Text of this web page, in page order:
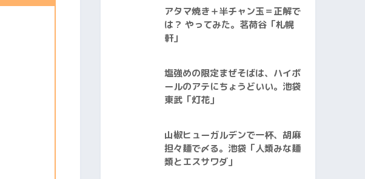
アタマ焼き＋半チャン玉＝正解で
は？ やってみた。茗荷谷「札幌
軒」
塩強めの限定まぜそばは、ハイボ
ールのアテにちょうどいい。池袋
東武「灯花」
山椒ヒューガルデンで一杯、胡麻
担々麺で〆る。池袋「人類みな麺
類とエスサワダ」